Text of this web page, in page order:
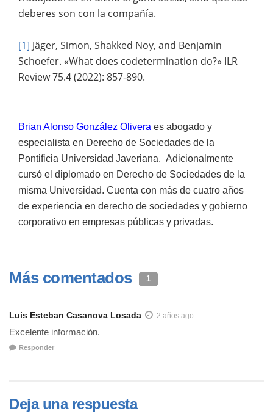
deberes son con la compañía.
[1] Jäger, Simon, Shakked Noy, and Benjamin
Schoefer. «What does codetermination do?» ILR
Review 75.4 (2022): 857-890.
Brian Alonso González Olivera es abogado y
especialista en Derecho de Sociedades de la
Pontificia Universidad Javeriana. Adicionalmente
cursó el diplomado en Derecho de Sociedades de la
misma Universidad. Cuenta con más de cuatro años
de experiencia en derecho de sociedades y gobierno
corporativo en empresas públicas y privadas.
Más comentados 1
Luis Esteban Casanova Losada 2 años ago
Excelente información.
Responder
Deja una respuesta